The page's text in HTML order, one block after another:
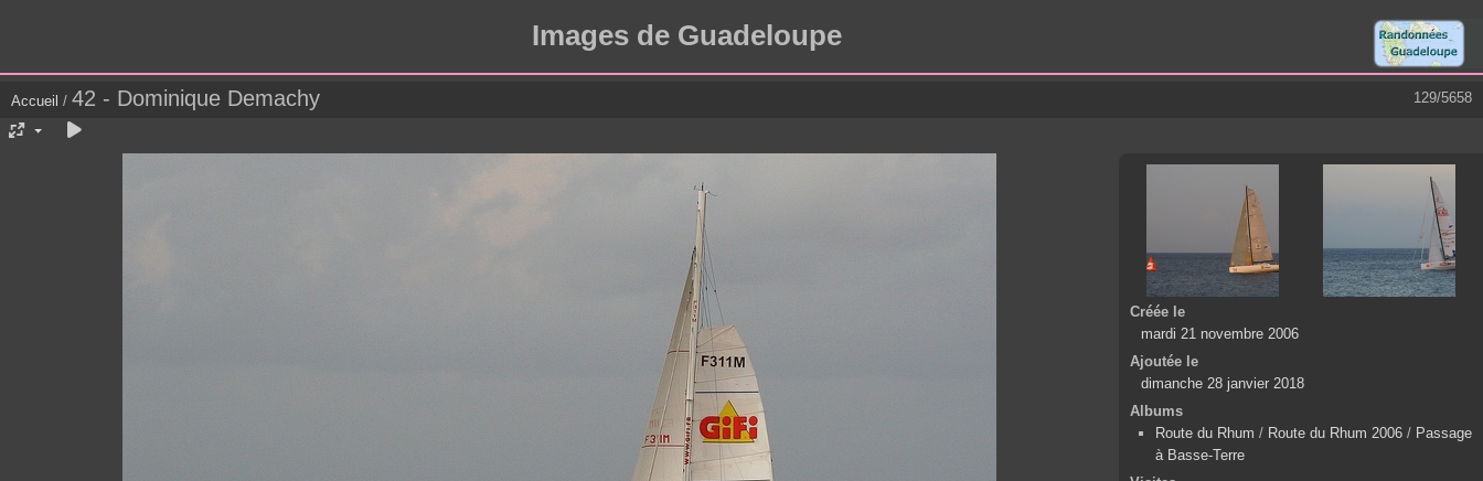
Images de Guadeloupe
129/5658
Accueil / 42 - Dominique Demachy
Créée le
mardi 21 novembre 2006
Ajoutée le
dimanche 28 janvier 2018
Albums
Route du Rhum / Route du Rhum 2006 / Passage
à Basse-Terre